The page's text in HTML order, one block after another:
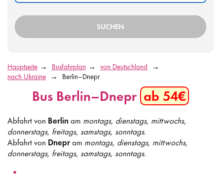
Hauptseite Busfahrplan
von Deutschland
nach Ukraine
Berlin–Dnepr
Bus Berlin–Dnepr ab 54€
Abfahrt von Berlin am montags, dienstags, mittwochs,
donnerstags, freitags, samstags, sonntags.
Abfahrt von Dnepram montags, dienstags, mittwochs,
donnerstags, freitags, samstags, sonntags.